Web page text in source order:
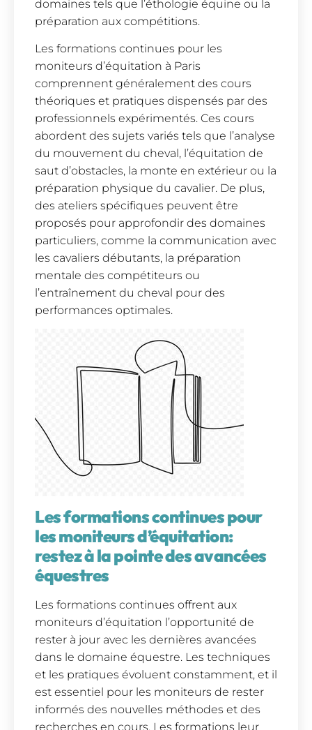
domaines tels que l’éthologie équine ou la
préparation aux compétitions.
Les formations continues pour les
moniteurs d’équitation à Paris
comprennent généralement des cours
théoriques et pratiques dispensés par des
professionnels expérimentés. Ces cours
abordent des sujets variés tels que l’analyse
du mouvement du cheval, l’équitation de
saut d’obstacles, la monte en extérieur ou la
préparation physique du cavalier. De plus,
des ateliers spécifiques peuvent être
proposés pour approfondir des domaines
particuliers, comme la communication avec
les cavaliers débutants, la préparation
mentale des compétiteurs ou
l’entraînement du cheval pour des
performances optimales.
Les formations continues pour
les moniteurs d’équitation:
restez à la pointe des avancées
équestres
Les formations continues offrent aux
moniteurs d’équitation l’opportunité de
rester à jour avec les dernières avancées
dans le domaine équestre. Les techniques
et les pratiques évoluent constamment, et il
est essentiel pour les moniteurs de rester
informés des nouvelles méthodes et des
recherches en cours. Les formations leur